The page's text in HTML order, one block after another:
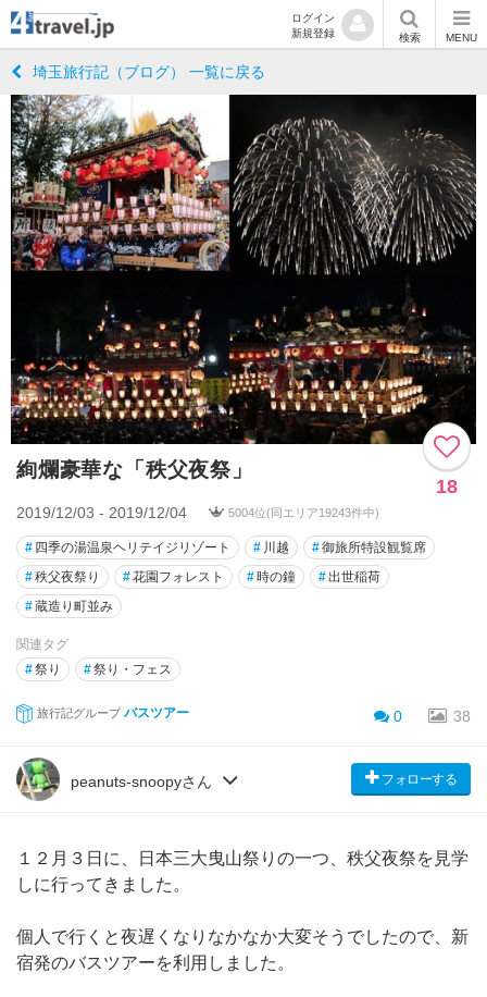
ログイン
新規登録
検索 MENU
埼玉旅行記（ブログ） 一覧に戻る
絢爛豪華な「秩父夜祭」
18
2019/12/03 - 2019/12/04 5004位(同エリア19243件中)
# 四季の湯温泉ヘリテイジリゾート # 川越 #御旅所特設観覧席
#秩父夜祭り #花園フォレスト #時の鐘 #出世稲荷
#蔵造り町並み
関連タグ
#祭り #祭り・フェス
旅行記グループ バスツアー 0 38
peanuts-snoopyさん フォローする
１２月３日に、日本三大曳山祭りの一つ、秩父夜祭を見学
しに行ってきました。
個人で行くと夜遅くなりなかなか大変そうでしたので、新
宿発のバスツアーを利用しました。